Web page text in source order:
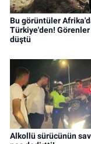
Bu görüntüler
Türkiye'den!
düştü
Alkollü sürücünün